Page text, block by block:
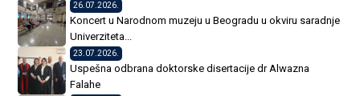
26.07.2026.
Koncert u Narodnom muzeju u Beogradu u okviru saradnje
Univerziteta...
23.07.2026.
Uspešna odbrana doktorske disertacije dr Alwazna
Falahe